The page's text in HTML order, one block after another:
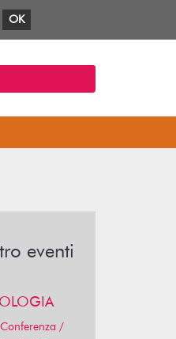
SBTMlol
eventi
Conferenza /
OK